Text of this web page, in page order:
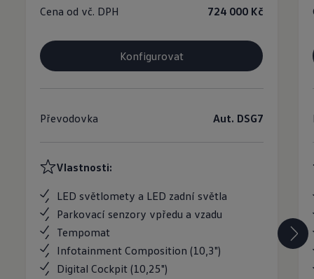
Cena od vč. DPH 724 000 Kč
Konfigurovat
Převodovka Aut. DSG7
Vlastnosti:
LED světlomety a LED zadní světla
Parkovací senzory vpředu a vzadu
Tempomat
Infotainment Composition (10,3")
Digital Cockpit (10,25")